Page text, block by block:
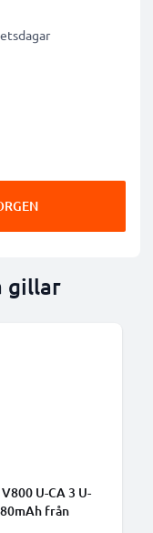
gillar
U-CA 3 U-
från